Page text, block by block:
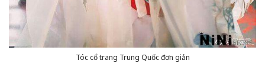
Tóc cổ trang Trung Quốc đơn giản